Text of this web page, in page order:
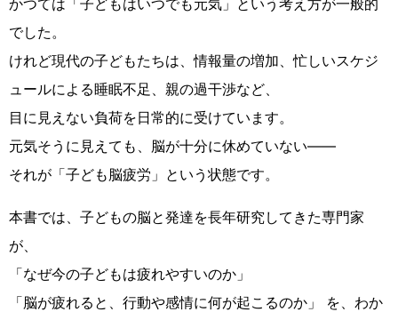
でした。
けれど現代の子どもたちは、情報量の増加、忙しいスケジ
ュールによる睡眠不足、親の過干渉など、
目に見えない負荷を日常的に受けています。
元気そうに見えても、脳が十分に休めていない――
それが「子ども脳疲労」という状態です。
本書では、子どもの脳と発達を長年研究してきた専門家
が、
「なぜ今の子どもは疲れやすいのか」
「脳が疲れると、行動や感情に何が起こるのか」 を、わか